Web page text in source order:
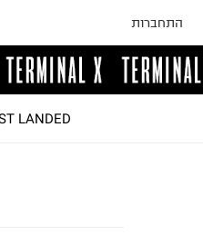
התחברות
LANDED